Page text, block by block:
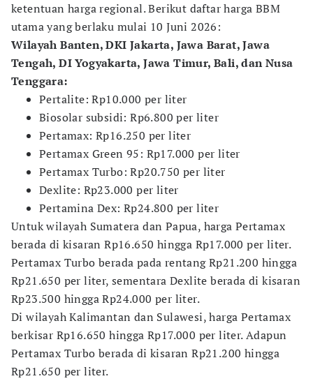
ketentuan harga regional. Berikut daftar harga BBM
utama yang berlaku mulai 10 Juni 2026:
Wilayah Banten, DKI Jakarta, Jawa Barat, Jawa
Tengah, DI Yogyakarta, Jawa Timur, Bali, dan Nusa
Tenggara:
Pertalite: Rp10.000 per liter
Biosolar subsidi: Rp6.800 per liter
Pertamax: Rp16.250 per liter
Pertamax Green 95: Rp17.000 per liter
Pertamax Turbo: Rp20.750 per liter
Dexlite: Rp23.000 per liter
Pertamina Dex: Rp24.800 per liter
Untuk wilayah Sumatera dan Papua, harga Pertamax
berada di kisaran Rp16.650 hingga Rp17.000 per liter.
Pertamax Turbo berada pada rentang Rp21.200 hingga
Rp21.650 per liter, sementara Dexlite berada di kisaran
Rp23.500 hingga Rp24.000 per liter.
Di wilayah Kalimantan dan Sulawesi, harga Pertamax
berkisar Rp16.650 hingga Rp17.000 per liter. Adapun
Pertamax Turbo berada di kisaran Rp21.200 hingga
Rp21.650 per liter.